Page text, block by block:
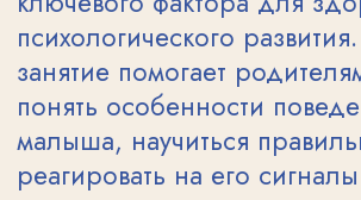
Мы сделали процесс приёма
максимально простым и понятным. Если
у вас возникнут вопросы — свяжитесь
с нами, и мы подробно расскажем обо
всех шагах и поможем с оформлением.